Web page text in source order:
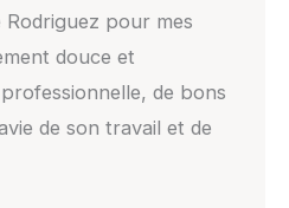
Rodriguez pour mes
douce et
de bons
de son travail et de